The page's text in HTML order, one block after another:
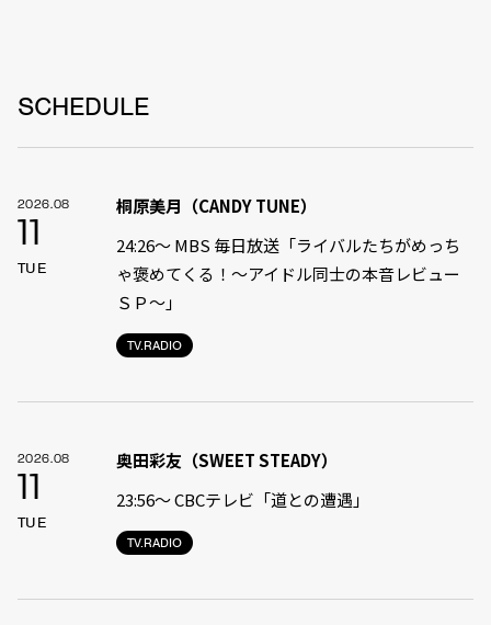
SCHEDULE
2026.08
11
TUE
TV.RADIO
桐原美月（CANDY TUNE）
24:26〜 MBS 毎日放送「ライバルたちがめっち
ゃ褒めてくる！〜アイドル同士の本音レビュー
ＳＰ〜」
2026.08
11
TUE
TV.RADIO
奥田彩友（SWEET STEADY）
23:56〜 CBCテレビ「道との遭遇」